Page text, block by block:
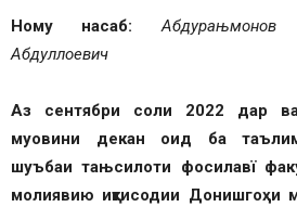
Ному насаб: Абдурањмонов
Абдуллоевич
Аз сентябри соли 2022 дар
муовини декан оид ба
шуъбаи тањсилоти фосилавї
молиявию иқтисодии Донишгоҳи